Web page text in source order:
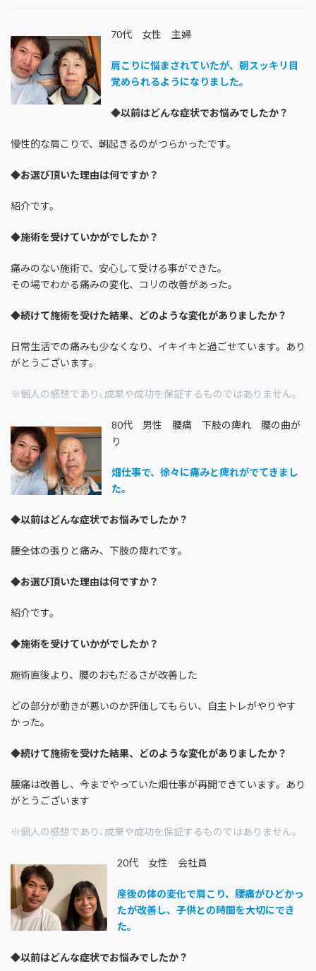
70代 女性 主婦
肩こりに悩まされていたが、朝スッキリ目
覚められるようになりました。
◆以前はどんな症状でお悩みでしたか？
慢性的な肩こりで、朝起きるのがつらかったです。
◆お選び頂いた理由は何ですか？
紹介です。
◆施術を受けていかがでしたか？
痛みのない施術で、安心して受ける事ができた。
その場でわかる痛みの変化、コリの改善があった。
◆続けて施術を受けた結果、どのような変化がありましたか？
日常生活での痛みも少なくなり、イキイキと過ごせています。あり
がとうございます。
※個人の感想であり､成果や成功を保証するものではありません｡
80代 男性 腰痛 下肢の痺れ 腰の曲が
り
畑仕事で、徐々に痛みと痺れがでてきまし
た。
◆以前はどんな症状でお悩みでしたか？
腰全体の張りと痛み、下肢の痺れです。
◆お選び頂いた理由は何ですか？
紹介です。
◆施術を受けていかがでしたか？
施術直後より、腰のおもだるさが改善した
どの部分が動きが悪いのか評価してもらい、自主トレがやりやす
かった。
◆続けて施術を受けた結果、どのような変化がありましたか？
腰痛は改善し、今までやっていた畑仕事が再開できています。あり
がとうございます
※個人の感想であり､成果や成功を保証するものではありません｡
20代 女性 会社員
産後の体の変化で肩こり、腰痛がひどかっ
たが改善し、子供との時間を大切にでき
た。
◆以前はどんな症状でお悩みでしたか？